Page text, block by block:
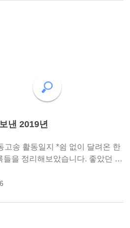
낸 2019년
지 *쉼 없이 달려온 한
들을 정리해보았습니다. 좋았던 것